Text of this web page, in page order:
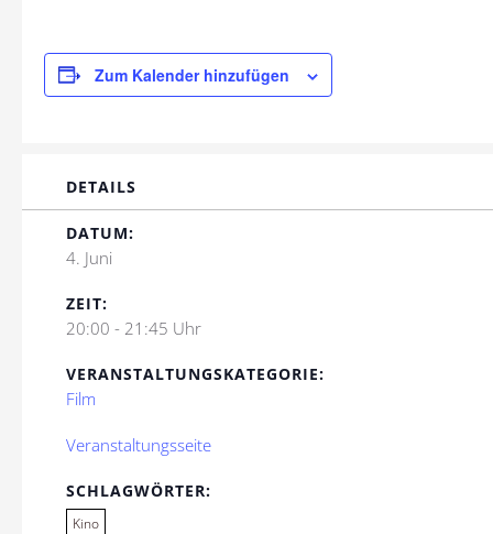
Zum Kalender hinzufügen
DETAILS
DATUM:
4. Juni
ZEIT:
20:00 - 21:45 Uhr
VERANSTALTUNGSKATEGORIE:
Film
Veranstaltungsseite
SCHLAGWÖRTER:
Kino